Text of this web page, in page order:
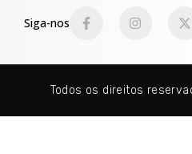
Siga-nos
Todos os direitos